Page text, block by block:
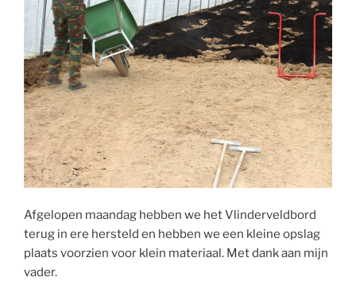
Afgelopen maandag hebben we het Vlinderveldbord
terug in ere hersteld en hebben we een kleine opslag
plaats voorzien voor klein materiaal. Met dank aan mijn
vader.